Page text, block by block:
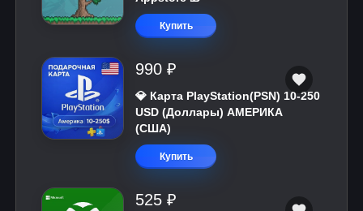
Купить
990 ₽
💎 Карта PlayStation(PSN) 10-250
USD (Доллары) АМЕРИКА
(США)
Купить
525 ₽